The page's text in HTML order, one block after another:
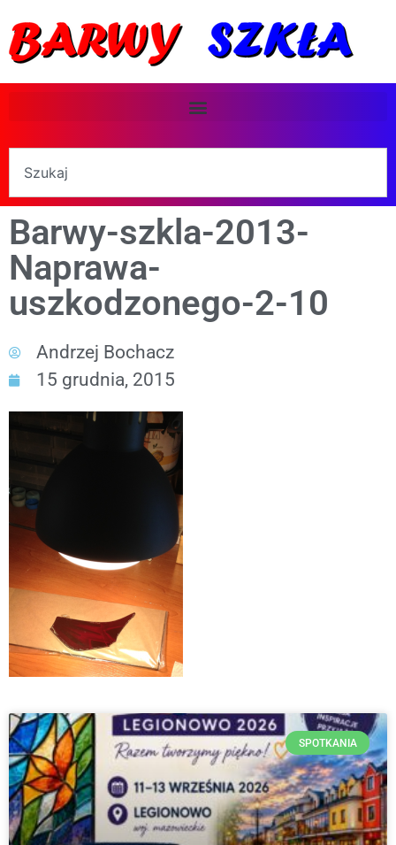
Barwy-szkla-2013-
Naprawa-
uszkodzonego-2-10
Andrzej Bochacz
15 grudnia, 2015
SPOTKANIA